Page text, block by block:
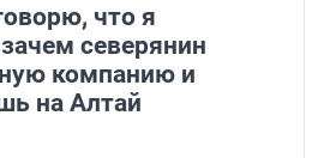
что я
северянин
компанию и
на Алтай